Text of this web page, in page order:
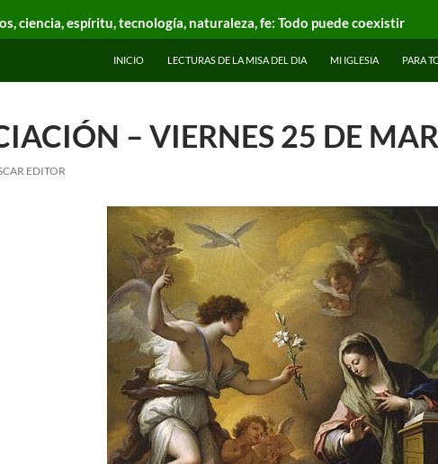
ciencia, espíritu, tecnología, naturaleza, fe: Todo puede coexistir
INICIO LECTURAS DE LA MISA DEL DIA MI IGLESIA PARA
– VIERNES 25 DE
EDITOR